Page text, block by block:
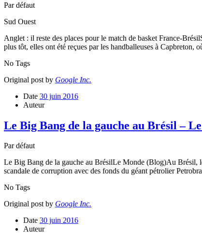
Par défaut
Sud Ouest
Anglet : il reste des places pour le match de basket France-
plus tôt, elles ont été reçues par les handballeuses à Capbreton,
No Tags
Original post by Google Inc.
Date 30 juin 2016
Auteur
Le Big Bang de la gauche au Brésil –
Par défaut
Le Big Bang de la gauche au BrésilLe Monde (Blog)Au Brésil,
scandale de corruption avec des fonds du géant pétrolier
No Tags
Original post by Google Inc.
Date 30 juin 2016
Auteur